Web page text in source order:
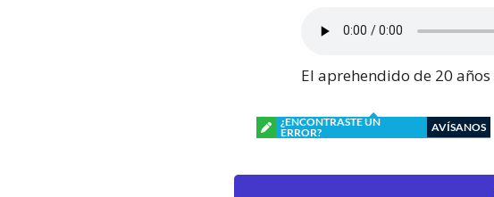
El aprehendido de 20 años
¿ENCONTRASTE UN
ERROR?
AVÍSANOS